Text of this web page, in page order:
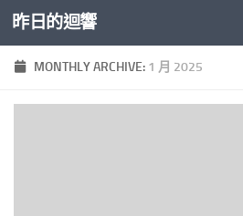
Skip to content
昨日的迴響
MONTHLY ARCHIVE: 1 月 2025